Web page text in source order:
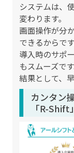
システムは、
変わります。
画面操作が分
できるからです
導入時のサポ
もスムーズです
結果として、
カンタン
「R-Shift」